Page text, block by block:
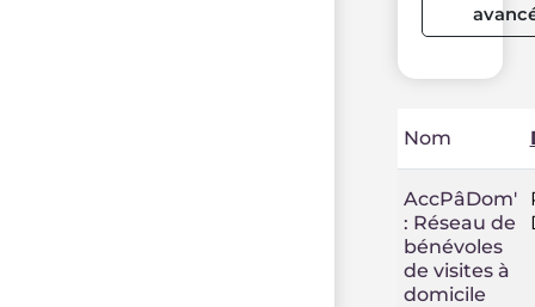
Nom
AccPâDom'
: Réseau de
bénévoles
de visites à
domicile